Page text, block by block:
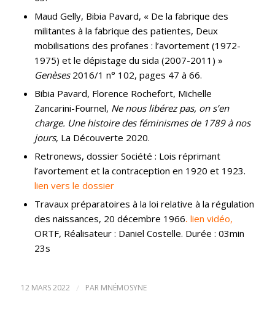
Maud Gelly, Bibia Pavard, « De la fabrique des
militantes à la fabrique des patientes, Deux
mobilisations des profanes : l’avortement (1972-
1975) et le dépistage du sida (2007-2011) »
Genèses 2016/1 n° 102, pages 47 à 66.
Bibia Pavard, Florence Rochefort, Michelle
Zancarini-Fournel, Ne nous libérez pas, on s’en
charge. Une histoire des féminismes de 1789 à nos
jours, La Découverte 2020.
Retronews, dossier Société : Lois réprimant
l’avortement et la contraception en 1920 et 1923.
lien vers le dossier
Travaux préparatoires à la loi relative à la régulation
des naissances, 20 décembre 1966. lien vidéo,
ORTF, Réalisateur : Daniel Costelle. Durée : 03min
23s
12 MARS 2022 / PAR MNÉMOSYNE